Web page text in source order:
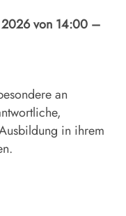
2026 von 14:00 –
an
in ihrem